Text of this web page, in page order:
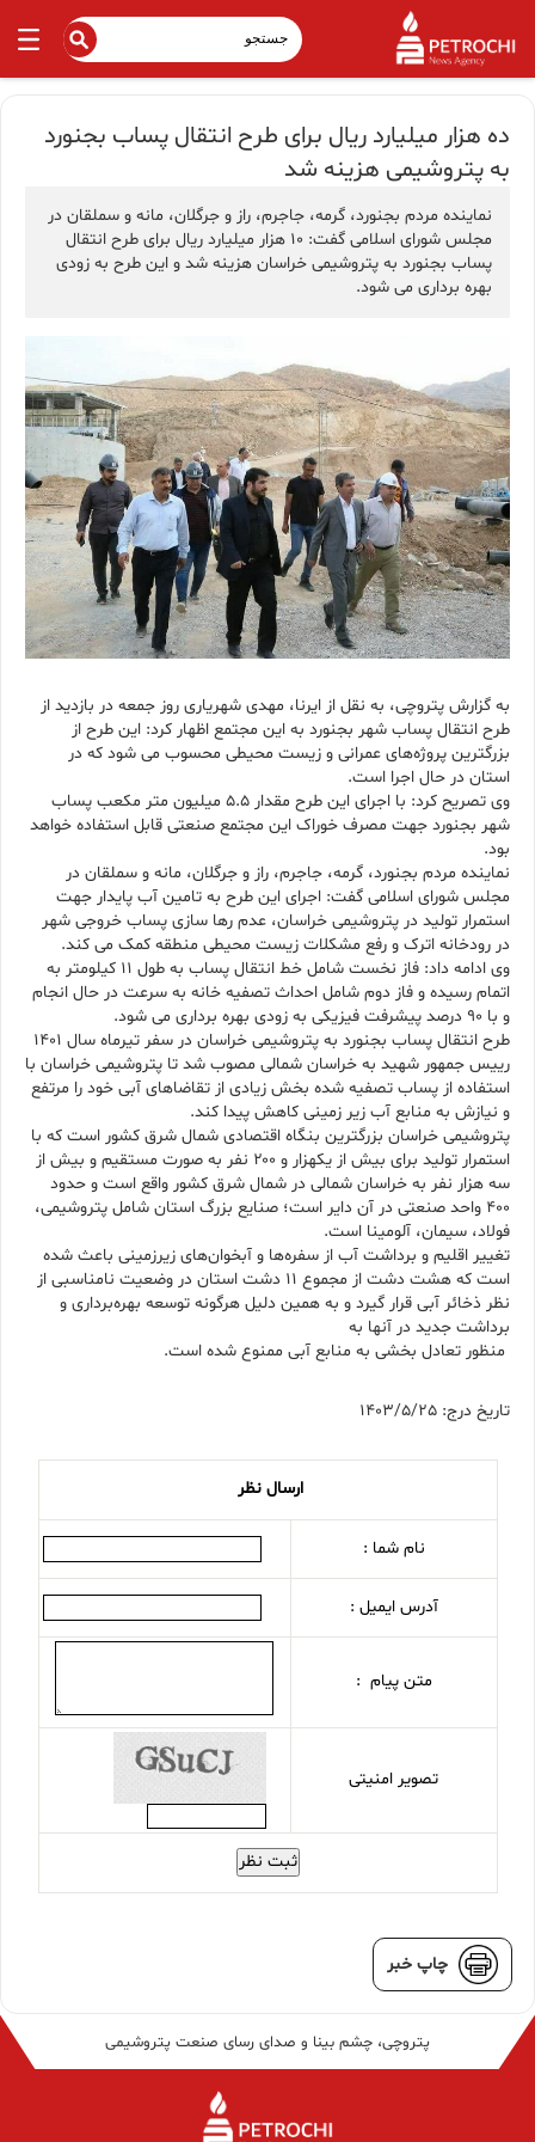
ده هزار میلیارد ریال برای طرح انتقال پساب بجنورد
به پتروشیمی هزینه شد
نماینده مردم بجنورد، گرمه، جاجرم، راز و جرگلان، مانه و سملقان در
مجلس شورای اسلامی گفت: ۱۰ هزار میلیارد ریال برای طرح انتقال
پساب بجنورد به پتروشیمی خراسان هزینه شد و این طرح به زودی
بهره برداری می شود.
به گزارش پتروچی، به نقل از ایرنا، مهدی شهریاری روز جمعه در بازدید از
طرح انتقال پساب شهر بجنورد به این مجتمع اظهار کرد: این طرح از
بزرگترین پروژه‌های عمرانی و زیست محیطی محسوب می شود که در
استان در حال اجرا است.
وی تصریح کرد: با اجرای این طرح مقدار ۵.۵ میلیون متر مکعب پساب
شهر بجنورد جهت مصرف خوراک این مجتمع صنعتی قابل استفاده خواهد
بود.
نماینده مردم بجنورد، گرمه، جاجرم، راز و جرگلان، مانه و سملقان در
مجلس شورای اسلامی گفت: اجرای این طرح به تامین آب پایدار جهت
استمرار تولید در پتروشیمی خراسان، عدم رها سازی پساب خروجی شهر
در رودخانه اترک و رفع مشکلات زیست محیطی منطقه کمک می کند.
وی ادامه داد: فاز نخست شامل خط انتقال پساب به طول ۱۱ کیلومتر به
اتمام رسیده و فاز دوم شامل احداث تصفیه خانه به سرعت در حال انجام
و با ۹۰ درصد پیشرفت فیزیکی به زودی بهره برداری می شود.
طرح انتقال پساب بجنورد به پتروشیمی خراسان در سفر تیرماه سال ۱۴۰۱
رییس جمهور شهید به خراسان شمالی مصوب شد تا پتروشیمی خراسان با
استفاده از پساب تصفیه شده بخش زیادی از تقاضاهای آبی خود را مرتفع
و نیازش به منابع آب زیر زمینی کاهش پیدا کند.
پتروشیمی خراسان بزرگترین بنگاه اقتصادی شمال شرق کشور است که با
استمرار تولید برای بیش از یکهزار و ۲۰۰ نفر به صورت مستقیم و بیش از
سه هزار نفر به خراسان شمالی در شمال شرق کشور واقع است و حدود
۴۰۰ واحد صنعتی در آن دایر است؛ صنایع بزرگ استان شامل پتروشیمی،
فولاد، سیمان، آلومینا است.
تغییر اقلیم و برداشت آب از سفره‌ها و آبخوان‌های زیرزمینی باعث شده
است که هشت دشت از مجموع ۱۱ دشت استان در وضعیت نامناسبی از
نظر ذخائر آبی قرار گیرد و به همین دلیل هرگونه توسعه بهره‌برداری و
برداشت جدید در آنها به
منظور تعادل بخشی به منابع آبی ممنوع شده است.
تاریخ درج: 1403/5/25
ارسال نظر
نام شما :
آدرس ایمیل :
متن پیام :
تصویر امنیتی
ثبت نظر
چاپ خبر
پتروچی، چشم بینا و صدای رسای صنعت پتروشیمی